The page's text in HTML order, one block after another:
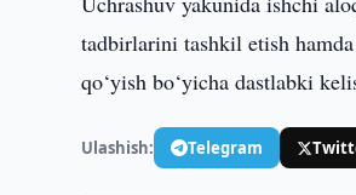
tadbirlarini tashkil etish
qo‘yish bo‘yicha dastlabki
Ulashish: Telegram